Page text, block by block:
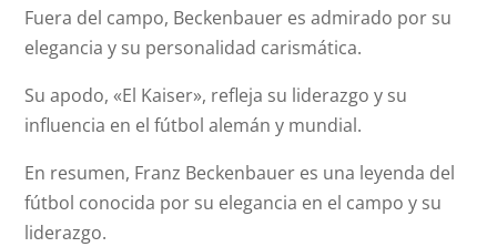
Fuera del campo, Beckenbauer es admirado por su
elegancia y su personalidad carismática.
Su apodo, «El Kaiser», refleja su liderazgo y su
influencia en el fútbol alemán y mundial.
En resumen, Franz Beckenbauer es una leyenda del
fútbol conocida por su elegancia en el campo y su
liderazgo.